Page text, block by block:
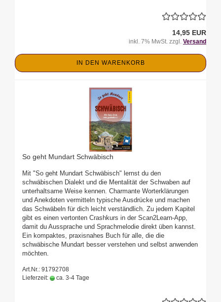
14,95 EUR
inkl. 7% MwSt. zzgl. Versand
IN DEN WARENKORB
So geht Mundart Schwäbisch
Mit "So geht Mundart Schwäbisch" lernst du den
schwäbischen Dialekt und die Mentalität der Schwaben auf
unterhaltsame Weise kennen. Charmante Worterklärungen
und Anekdoten vermitteln typische Ausdrücke und machen
das Schwäbeln für dich leicht verständlich. Zu jedem Kapitel
gibt es einen vertonten Crashkurs in der Scan2Learn-App,
damit du Aussprache und Sprachmelodie direkt üben kannst.
Ein kompaktes, praxisnahes Buch für alle, die die
schwäbische Mundart besser verstehen und selbst anwenden
möchten.
Art.Nr.: 91792708
Lieferzeit:
ca. 3-4 Tage